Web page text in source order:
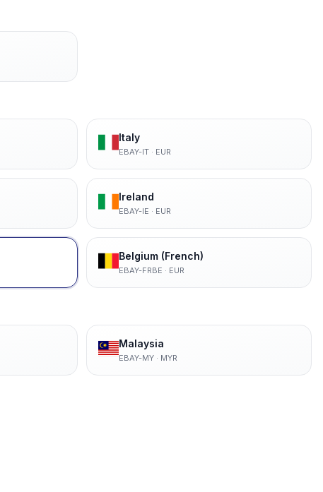
Italy
EBAY-IT· EUR
Ireland
EBAY-IE · EUR
Belgium (French)
EBAY-FRBE · EUR
Malaysia
EBAY-MY· MYR